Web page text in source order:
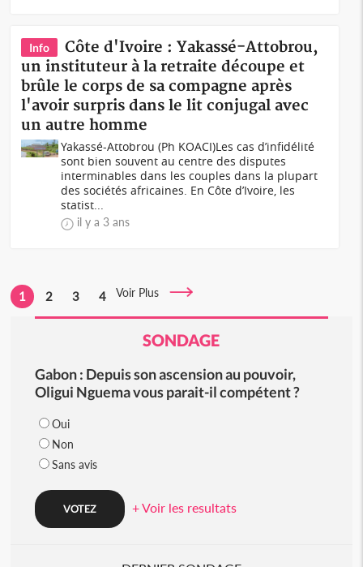
Info
Côte d'Ivoire : Yakassé-Attobrou,
un instituteur à la retraite découpe et
brûle le corps de sa compagne après
l'avoir surpris dans le lit conjugal avec
un autre homme
Yakassé-Attobrou (Ph KOACI)Les cas d’infidélité
sont bien souvent au centre des disputes
interminables dans les couples dans la plupart
des sociétés africaines. En Côte d’Ivoire, les
statist...
il y a 3 ans
1 2 3 4 Voir Plus
SONDAGE
Gabon : Depuis son ascension au pouvoir,
Oligui Nguema vous parait-il compétent ?
Oui
Non
Sans avis
+ Voir les resultats